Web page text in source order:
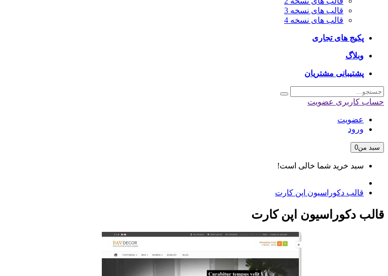
قالب های نسخه 3
قالب های نسخه 4
پکیج های تجاری
وبلاگ
پشتیبانی مشتریان
حساب کاربری عضویت
عضویت
ورود
سبد من0
سبد خرید شما خالی است!
قالب دکوراسیون اپن کارت
قالب دکوراسیون اپن کارت